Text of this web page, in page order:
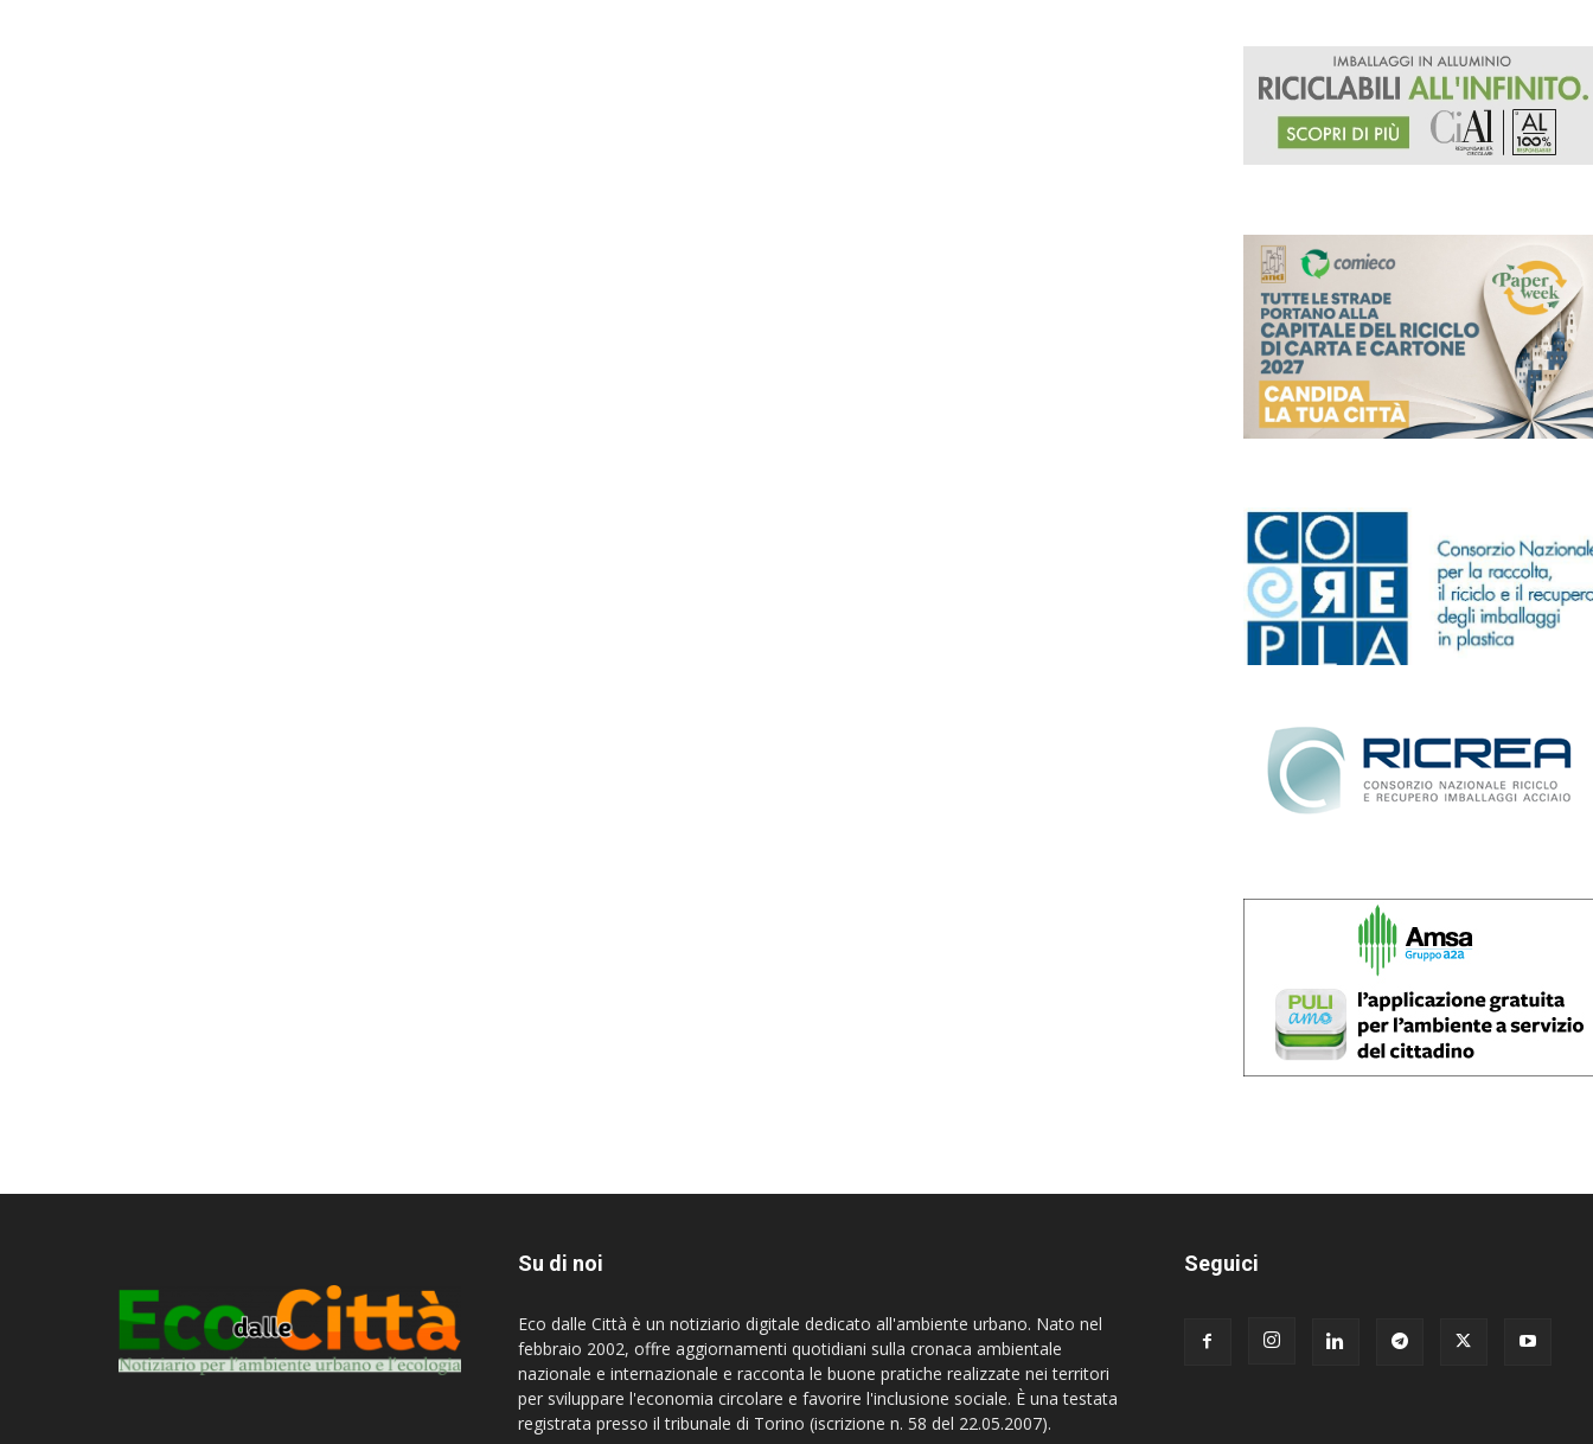
Su di noi
Eco dalle Città è un notiziario digitale dedicato all'ambiente urbano. Nato nel
febbraio 2002, offre aggiornamenti quotidiani sulla cronaca ambientale
nazionale e internazionale e racconta le buone pratiche realizzate nei territori
per sviluppare l'economia circolare e favorire l'inclusione sociale. È una testata
registrata presso il tribunale di Torino (iscrizione n. 58 del 22.05.2007).
Seguici